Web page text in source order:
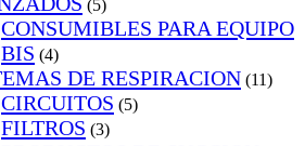
(5)
CONSUMIBLES PARA EQUIPO
BIS (4)
DE RESPIRACION (11)
CIRCUITOS (5)
FILTROS (3)